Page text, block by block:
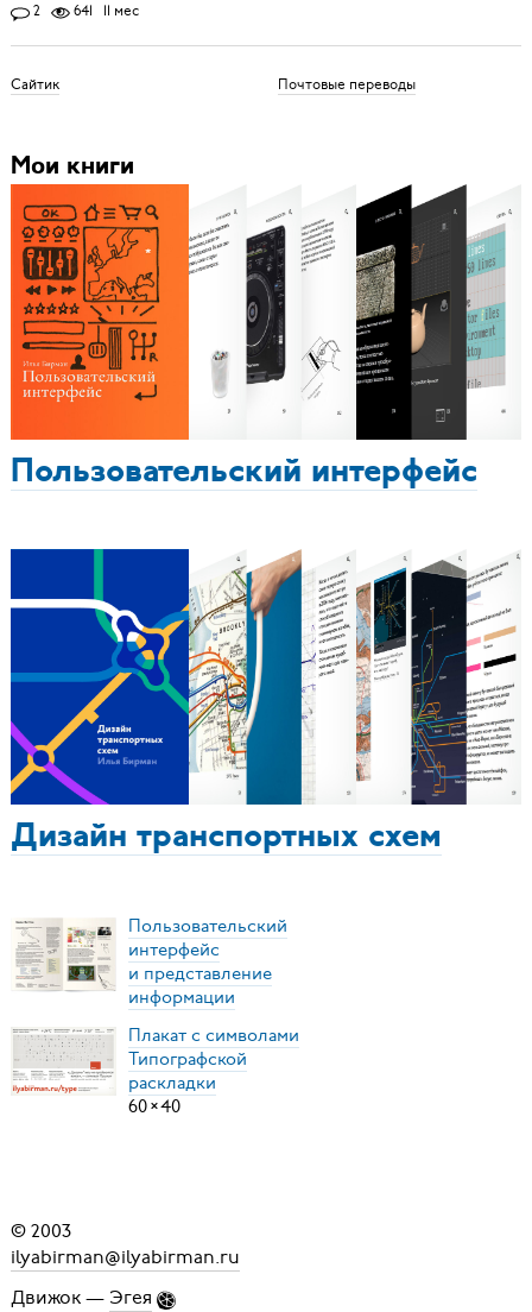
2 641 11 мес
Сайтик Почтовые переводы
Мои книги
Пользовательский интерфейс
Дизайн транспортных схем
Пользовательский
интерфейс
и представление
информации
Плакат с символами
Типографской
раскладки
60×40
© 2003
ilyabirman@ilyabirman.ru
Движок — Эгея